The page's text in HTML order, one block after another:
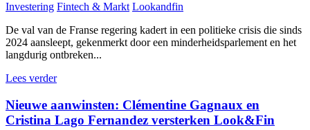
Investering Fintech & Markt Lookandfin
De val van de Franse regering kadert in een politieke crisis die sinds
2024 aansleept, gekenmerkt door een minderheidsparlement en het
langdurig ontbreken...
Lees verder
Nieuwe aanwinsten: Clémentine Gagnaux en
Cristina Lago Fernandez versterken Look&Fin